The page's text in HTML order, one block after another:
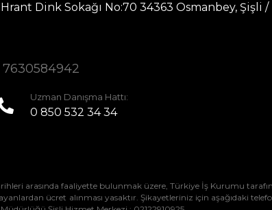
Hrant Dink Sokağı No:70 34363 Osmanbey, Şişli /
7630584942
Uzman Danışma Hattı:
0 850 532 34 34
arasında faaliyette bulunmak üzere, Türkiye İş Kurumu
ücret alınması yasaktır. Şikayetleriniz için aşağıdaki